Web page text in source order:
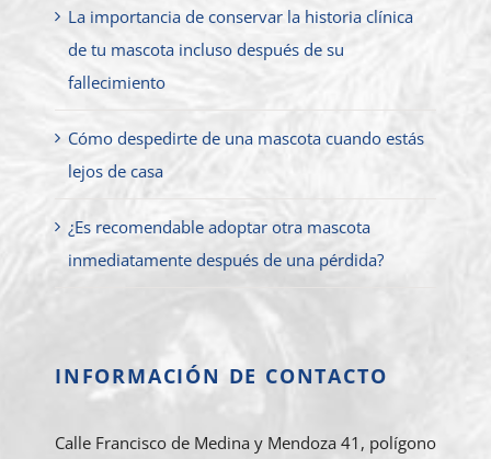
La importancia de conservar la historia clínica
de tu mascota incluso después de su
fallecimiento
Cómo despedirte de una mascota cuando estás
lejos de casa
¿Es recomendable adoptar otra mascota
inmediatamente después de una pérdida?
INFORMACIÓN DE CONTACTO
Calle Francisco de Medina y Mendoza 41, polígono